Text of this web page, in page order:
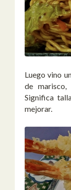
Luego vino
de
Significa
mejorar.